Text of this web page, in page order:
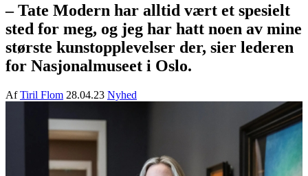
– Tate Modern har alltid vært et spesielt
sted for meg, og jeg har hatt noen av mine
største kunstopplevelser der, sier lederen
for Nasjonalmuseet i Oslo.
AfTiril Flom 28.04.23 Nyhed